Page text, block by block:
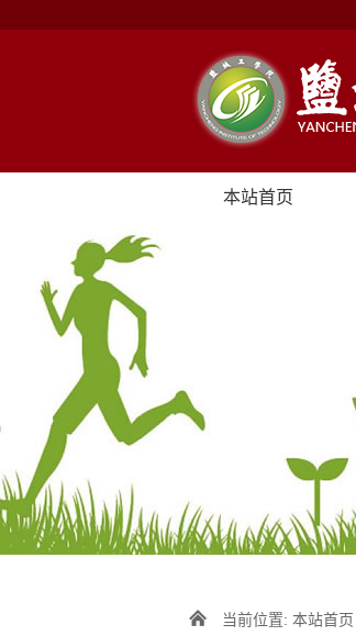
本站首页
当前位置: 本站首页